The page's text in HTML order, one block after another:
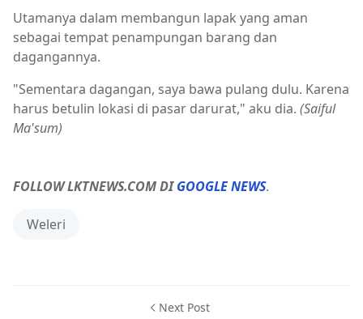
Utamanya dalam membangun lapak yang aman
sebagai tempat penampungan barang dan
dagangannya.
"Sementara dagangan, saya bawa pulang dulu. Karena
harus betulin lokasi di pasar darurat," aku dia. (Saiful
Ma'sum)
FOLLOW LKTNEWS.COM DIGOOGLE NEWS.
Weleri
Next Post